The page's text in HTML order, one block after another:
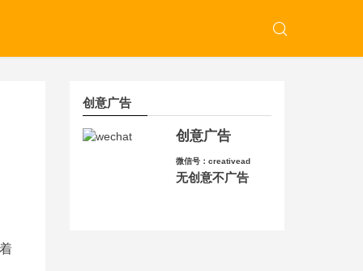
创意广告
创意广告
微信号：creativead
无创意不广告